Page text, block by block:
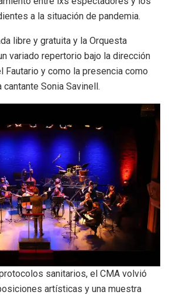
a la situación de pandemia.
libre y gratuita y la Orquesta
variado repertorio bajo la dirección
Fautario y como la presencia como
Sonia Savinell.
sanitarios, el CMA volvió
artísticas y una muestra